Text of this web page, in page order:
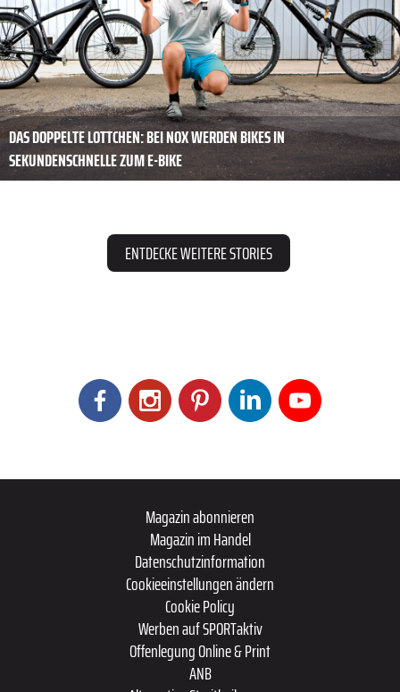
DAS DOPPELTE LOTTCHEN: BEI NOX WERDEN BIKES IN
SEKUNDENSCHNELLE ZUM E-BIKE
ENTDECKE WEITERE STORIES
Magazin abonnieren
Magazin im Handel
Datenschutzinformation
Cookieeinstellungen ändern
Cookie Policy
Werben auf SPORTaktiv
Offenlegung Online & Print
ANB